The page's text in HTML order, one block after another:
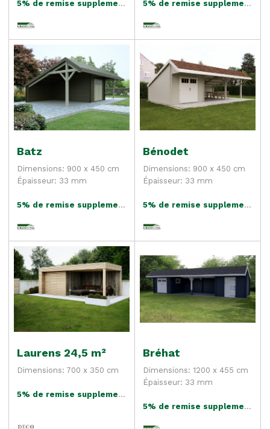
5% de remise supplementaire 5% de remise supplementaire
Batz
Dimensions: 900 x 450 cm
Épaisseur: 33 mm
5% de remise supplementaire
Bénodet
Dimensions: 900 x 450 cm
Épaisseur: 33 mm
5% de remise supplementaire
Laurens 24,5 m²
Dimensions: 700 x 350 cm
5% de remise supplementaire
Bréhat
Dimensions: 1200 x 455 cm
Épaisseur: 33 mm
5% de remise supplementaire